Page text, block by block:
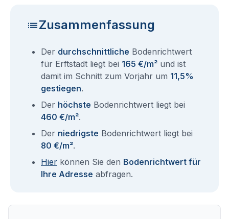
Zusammenfassung
Der durchschnittliche Bodenrichtwert
für Erftstadt liegt bei 165 €/m² und ist
damit im Schnitt zum Vorjahr um 11,5%
gestiegen.
Der höchste Bodenrichtwert liegt bei
460 €/m².
Der niedrigste Bodenrichtwert liegt bei
80 €/m².
Hier können Sie den Bodenrichtwert für
Ihre Adresse abfragen.